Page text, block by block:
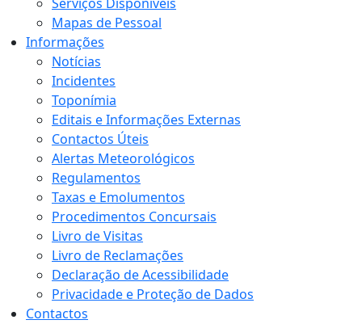
Serviços Disponíveis
Mapas de Pessoal
Informações
Notícias
Incidentes
Toponímia
Editais e Informações Externas
Contactos Úteis
Alertas Meteorológicos
Regulamentos
Taxas e Emolumentos
Procedimentos Concursais
Livro de Visitas
Livro de Reclamações
Declaração de Acessibilidade
Privacidade e Proteção de Dados
Contactos